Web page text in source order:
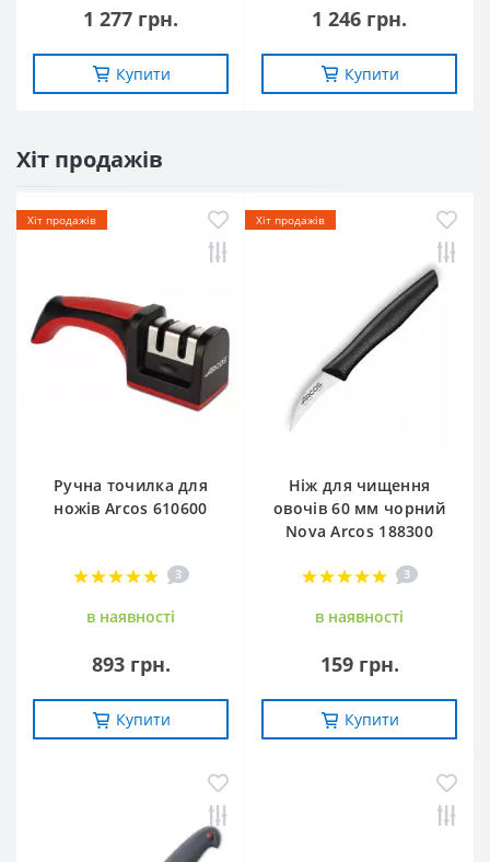
1 277 грн.
Купити
1 246 грн.
Купити
Хіт продажів
Хіт продажів
Ручна точилка для
ножів Arcos 610600
3
в наявностi
893 грн.
Купити
Хіт продажів
Ніж для чищення
овочів 60 мм чорний
Nova Arcos 188300
3
в наявностi
159 грн.
Купити